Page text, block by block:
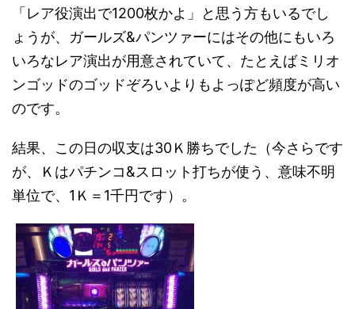
「レア役演出で1200枚かよ」と思う方もいるでし
ょうが、ガールズ&パンツァーにはその他にもいろ
いろなレア演出が用意されていて、たとえばミリオ
ンゴッドのゴッドぞろいよりもよっぽど頻度が高い
のです。
結果、この日の収支は30Ｋ勝ちでした（今さらです
が、Ｋはパチンコ&スロット打ちが使う、意味不明
単位で、1Ｋ＝1千円です）。